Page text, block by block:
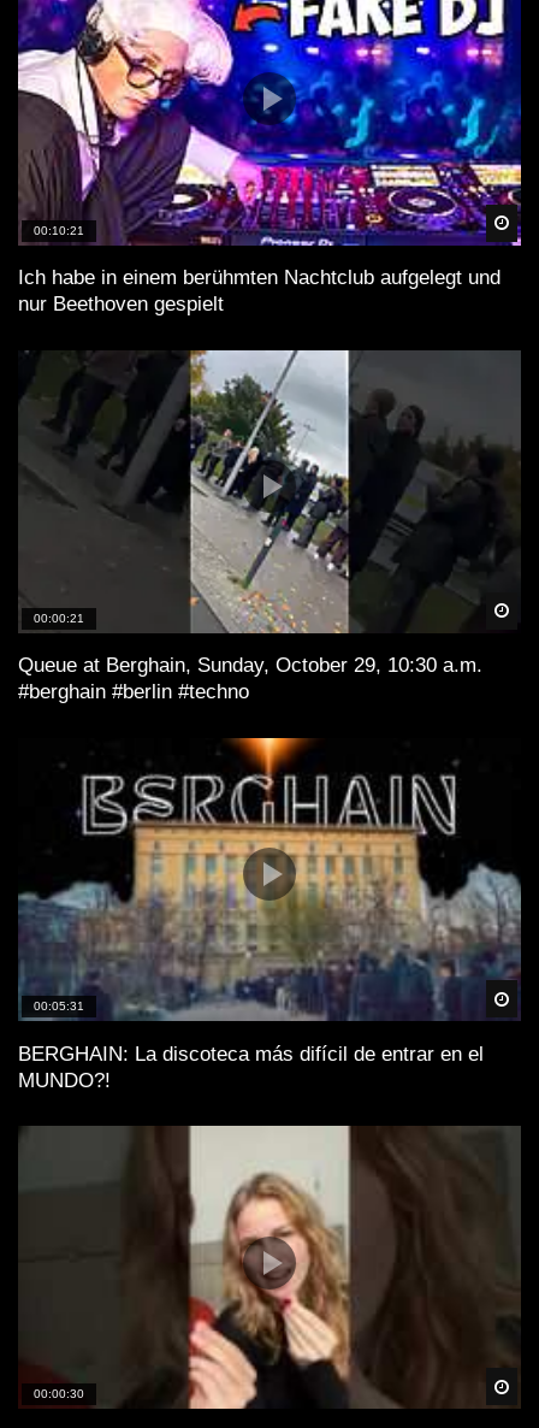
00:10:21
Ich habe in einem berühmten Nachtclub aufgelegt und
nur Beethoven gespielt
00:00:21
Queue at Berghain, Sunday, October 29, 10:30 a.m.
#berghain #berlin #techno
00:05:31
BERGHAIN: La discoteca más difícil de entrar en el
MUNDO?!
00:00:30